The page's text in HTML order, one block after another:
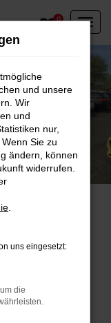
0
können:
und unsere
Wir
und
nur,
Sie zu
ändern, können
widerrufen.
uns eingesetzt:
die